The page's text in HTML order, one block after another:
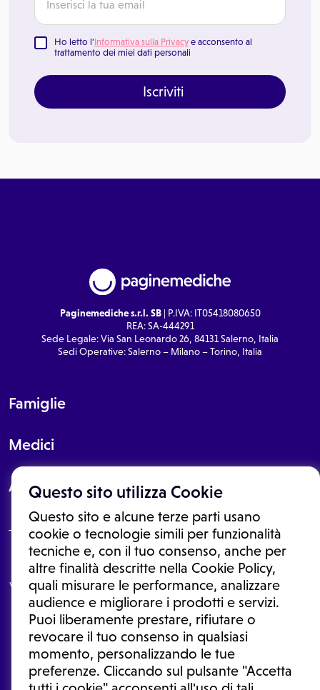
Questo sito utilizza Cookie
Questo sito e alcune terze parti usano
cookie o tecnologie simili per funzionalità
tecniche e, con il tuo consenso, anche per
altre finalità descritte nella Cookie Policy,
quali misurare le performance, analizzare
audience e migliorare i prodotti e servizi.
Puoi liberamente prestare, rifiutare o
revocare il tuo consenso in qualsiasi
momento, personalizzando le tue
preferenze. Cliccando sul pulsante "Accetta
Ho letto l'Informativa sulla Privacy e acconsento al
trattamento dei miei dati personali
Iscriviti
Paginemediche s.r.l. SB| P.IVA: IT05418080650
REA: SA-444291
Sede Legale: Via San Leonardo 26, 84131 Salerno, Italia
Sedi Operative: Salerno – Milano – Torino, Italia
Famiglie
Medici
About
Le informazioni proposte in questo sito non sono un consulto medico.
In nessun caso, queste informazioni sostituiscono un consulto, una
visita o una diagnosi formulata dal medico. Non si devono considerare
le informazioni disponibili come suggerimenti per la formulazione di
una diagnosi, la determinazione di un trattamento o l'assunzione o
sospensione di un farmaco senza prima consultare un medico di
medicina generale o uno specialista.
Condizioni di utilizzo|Privacy Policy |Gestione cookie
Ⓒ 2026 | Tutti i diritti riservati.